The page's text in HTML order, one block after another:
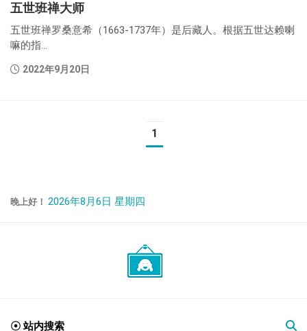
五世班禅大师
五世班禅罗桑意希（1663-1737年）是后藏人。根据五世达赖喇
嘛的指...
2022年9月20日
1
晚上好！ 2026年8月6日 星期四
☉ 站内搜索